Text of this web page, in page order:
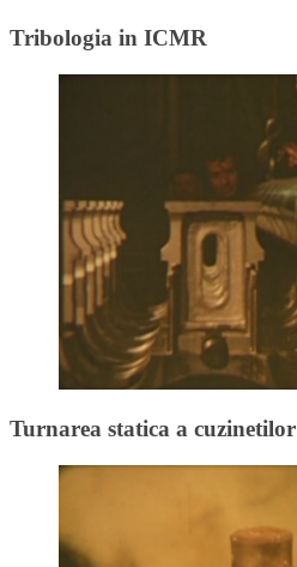
Tribologia in ICMR
Turnarea statica a cuzinetilor